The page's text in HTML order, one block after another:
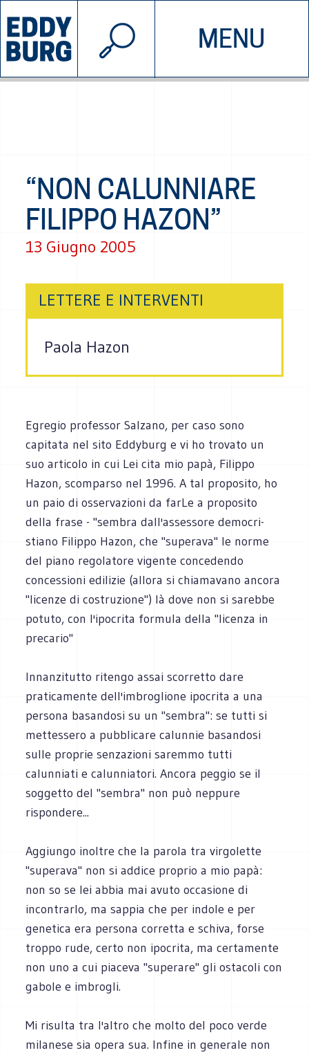
MENU
INIZIATIVE CHI SIAMO
© 2026 EDDYBURG
“NON CALUNNIARE
FILIPPO HAZON”
13 Giugno 2005
LETTERE E INTERVENTI
Paola Hazon
Egregio professor Salzano, per caso sono
capitata nel sito Eddyburg e vi ho trovato un
suo articolo in cui Lei cita mio papà, Filippo
Hazon, scomparso nel 1996. A tal proposito, ho
un paio di osservazioni da farLe a proposito
della frase - "sembra dall'assessore democri-
stiano Filippo Hazon, che "superava" le norme
del piano regolatore vigente concedendo
concessioni edilizie (allora si chiamavano ancora
"licenze di costruzione") là dove non si sarebbe
potuto, con l'ipocrita formula della "licenza in
precario"
Innanzitutto ritengo assai scorretto dare
praticamente dell'imbroglione ipocrita a una
persona basandosi su un "sembra": se tutti si
mettessero a pubblicare calunnie basandosi
sulle proprie senzazioni saremmo tutti
calunniati e calunniatori. Ancora peggio se il
soggetto del "sembra" non può neppure
rispondere...
Aggiungo inoltre che la parola tra virgolette
"superava" non si addice proprio a mio papà:
non so se lei abbia mai avuto occasione di
incontrarlo, ma sappia che per indole e per
genetica era persona corretta e schiva, forse
troppo rude, certo non ipocrita, ma certamente
non uno a cui piaceva "superare" gli ostacoli con
gabole e imbrogli.
Mi risulta tra l'altro che molto del poco verde
milanese sia opera sua. Infine in generale non